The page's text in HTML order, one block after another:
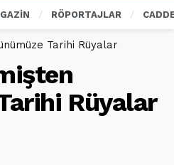
RÖPORTAJLAR
Tarihi Rüyalar
Rüyalar